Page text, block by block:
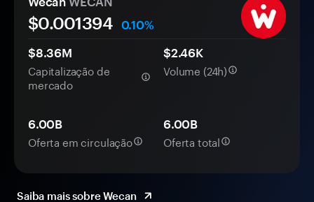
$0.001394
0.10%
$8.36M
Capitalização de
mercado
$2.46K
Volume (24h)
6.00B
Oferta em circulação
6.00B
Oferta total
Saiba mais sobre Wecan